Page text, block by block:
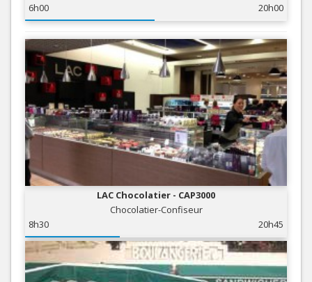
6h00
20h00
LAC Chocolatier - CAP3000
Chocolatier-Confiseur
8h30
20h45